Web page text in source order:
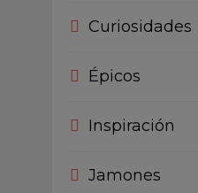
Curiosidades
Épicos
Inspiración
Jamones